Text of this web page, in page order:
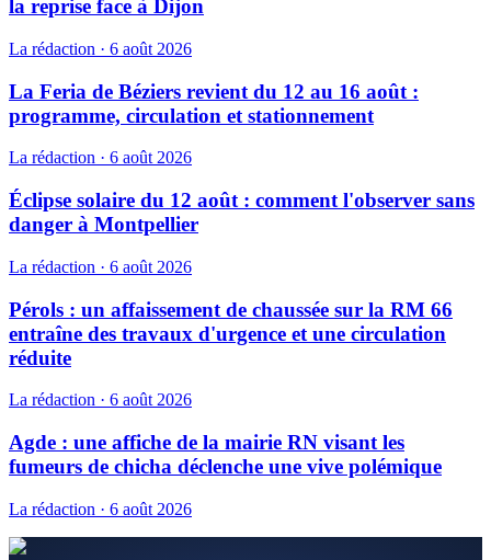
la reprise face à Dijon
La rédaction · 6 août 2026
La Feria de Béziers revient du 12 au 16 août :
programme, circulation et stationnement
La rédaction · 6 août 2026
Éclipse solaire du 12 août : comment l'observer sans
danger à Montpellier
La rédaction · 6 août 2026
Pérols : un affaissement de chaussée sur la RM 66
entraîne des travaux d'urgence et une circulation
réduite
La rédaction · 6 août 2026
Agde : une affiche de la mairie RN visant les
fumeurs de chicha déclenche une vive polémique
La rédaction · 6 août 2026